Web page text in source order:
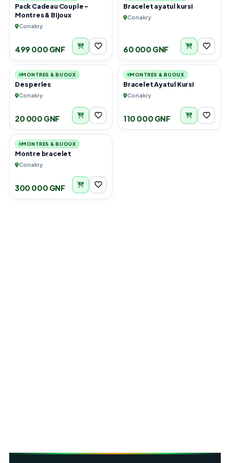
Pack Cadeau Couple -
Montres & Bijoux
Conakry
499 000 GNF
Bracelet ayatul kursi
Conakry
60 000 GNF
6
MONTRES & BIJOUX
Des perles
Conakry
20 000 GNF
6
MONTRES & BIJOUX
Bracelet Ayatul Kursi
Conakry
110 000 GNF
6
MONTRES & BIJOUX
Montre bracelet
Conakry
300 000 GNF